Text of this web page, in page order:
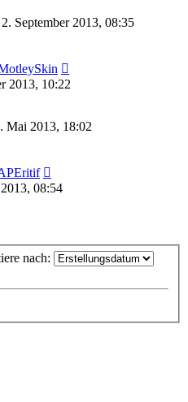
September 2013, 08:35
2013, 10:22
Mai 2013, 18:02
08:54
nach: